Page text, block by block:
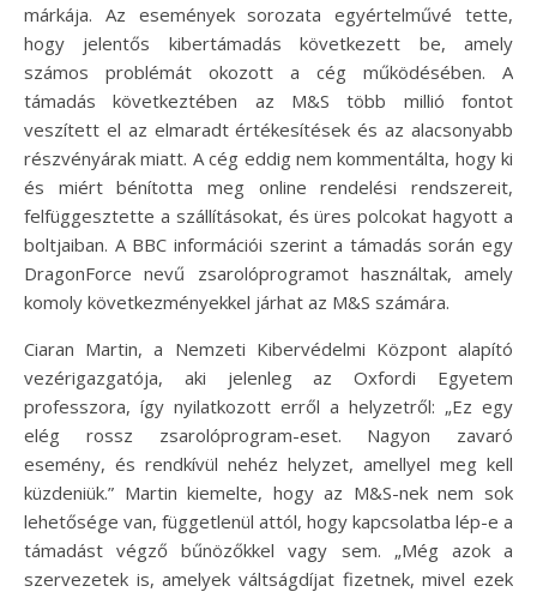
márkája. Az események sorozata egyértelművé tette,
hogy jelentős kibertámadás következett be, amely
számos problémát okozott a cég működésében. A
támadás következtében az M&S több millió fontot
veszített el az elmaradt értékesítések és az alacsonyabb
részvényárak miatt. A cég eddig nem kommentálta, hogy ki
és miért bénította meg online rendelési rendszereit,
felfüggesztette a szállításokat, és üres polcokat hagyott a
boltjaiban. A BBC információi szerint a támadás során egy
DragonForce nevű zsarolóprogramot használtak, amely
komoly következményekkel járhat az M&S számára.
Ciaran Martin, a Nemzeti Kibervédelmi Központ alapító
vezérigazgatója, aki jelenleg az Oxfordi Egyetem
professzora, így nyilatkozott erről a helyzetről: „Ez egy
elég rossz zsarolóprogram-eset. Nagyon zavaró
esemény, és rendkívül nehéz helyzet, amellyel meg kell
küzdeniük.” Martin kiemelte, hogy az M&S-nek nem sok
lehetősége van, függetlenül attól, hogy kapcsolatba lép-e a
támadást végző bűnözőkkel vagy sem. „Még azok a
szervezetek is, amelyek váltságdíjat fizetnek, mivel ezek